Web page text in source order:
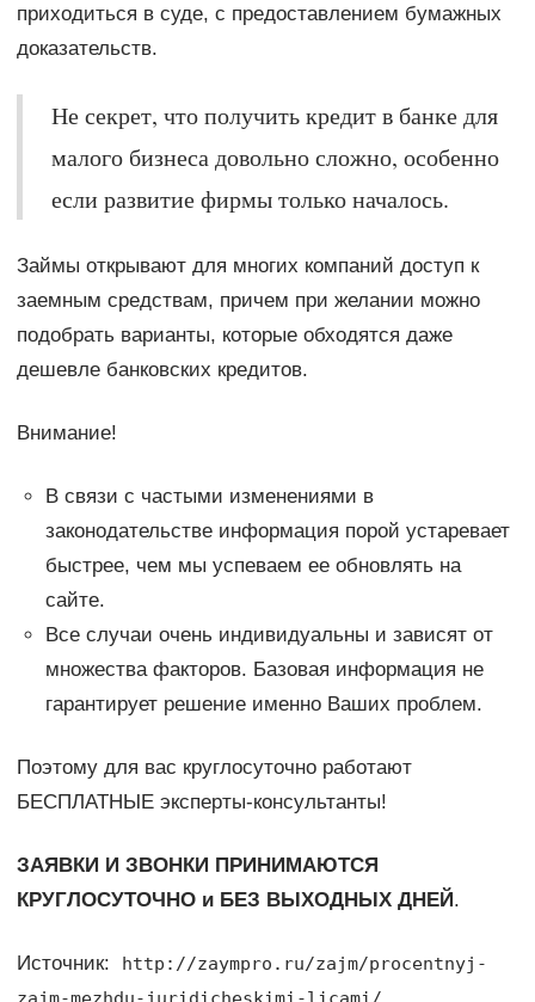
приходиться в суде, с предоставлением бумажных
доказательств.
Не секрет, что получить кредит в банке для
малого бизнеса довольно сложно, особенно
если развитие фирмы только началось.
Займы открывают для многих компаний доступ к
заемным средствам, причем при желании можно
подобрать варианты, которые обходятся даже
дешевле банковских кредитов.
Внимание!
В связи с частыми изменениями в
законодательстве информация порой устаревает
быстрее, чем мы успеваем ее обновлять на
сайте.
Все случаи очень индивидуальны и зависят от
множества факторов. Базовая информация не
гарантирует решение именно Ваших проблем.
Поэтому для вас круглосуточно работают
БЕСПЛАТНЫЕ эксперты-консультанты!
ЗАЯВКИ И ЗВОНКИ ПРИНИМАЮТСЯ
КРУГЛОСУТОЧНО и БЕЗ ВЫХОДНЫХ ДНЕЙ.
Источник:
http://zaympro.ru/zajm/procentnyj-